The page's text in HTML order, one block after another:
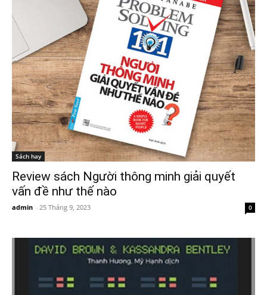
Sách hay
Review sách Người thông minh giải quyết
vấn đề như thế nào
admin - 25 Tháng 9, 2023 0